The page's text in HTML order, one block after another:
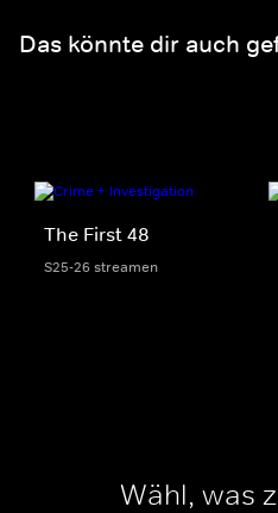
Das könnte dir auch
The First 48
S25-26 streamen
Wähl, was